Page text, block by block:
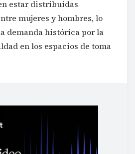
estar distribuidas
mujeres y hombres, lo
demanda histórica por la
en los espacios de toma